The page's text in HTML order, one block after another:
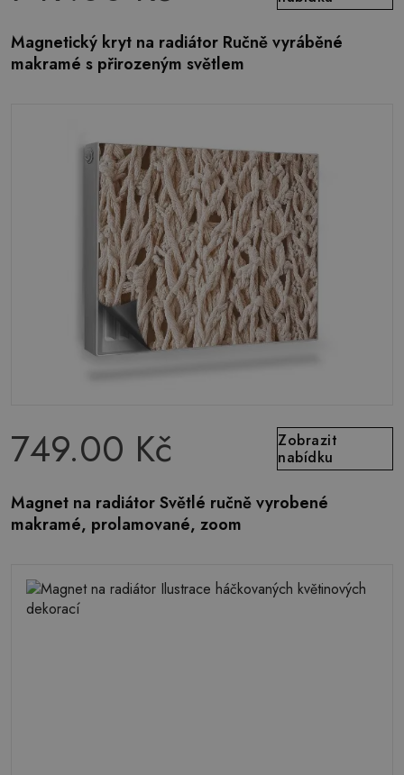
Magnetický kryt na radiátor Ručně vyráběné
makramé s přirozeným světlem
749.00 Kč
Zobrazit
nabídku
Magnet na radiátor Světlé ručně vyrobené
makramé, prolamované, zoom